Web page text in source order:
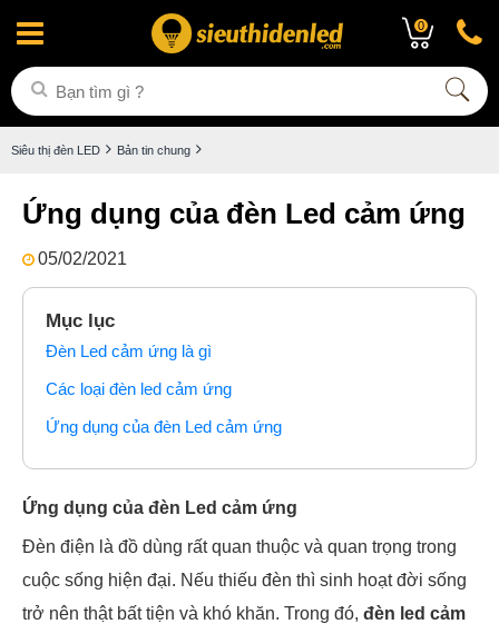
0
Siêu thị đèn LED Bản tin chung
Ứng dụng của đèn Led cảm ứng
05/02/2021
Mục lục
Đèn Led cảm ứng là gì
Các loại đèn led cảm ứng
Ứng dụng của đèn Led cảm ứng
Ứng dụng của đèn Led cảm ứng
Đèn điện là đồ dùng rất quan thuộc và quan trọng trong
cuộc sống hiện đại. Nếu thiếu đèn thì sinh hoạt đời sống
trở nên thật bất tiện và khó khăn. Trong đó, đèn led cảm